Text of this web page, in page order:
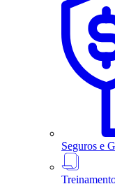
Seguros e